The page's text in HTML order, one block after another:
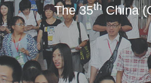
The 35thChina